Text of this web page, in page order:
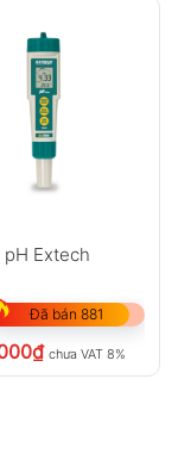
pH Extech
Đã bán 881
₫ chưa VAT 8%